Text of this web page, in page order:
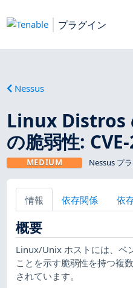
プラグイン
Nessus
Linux Distros
の脆弱性:
MEDIUM Nessus プ
情報 依存関係 依
概要
Linux/Unix ホストには、ベ
ことを示す脆弱性を持つ複
されています。